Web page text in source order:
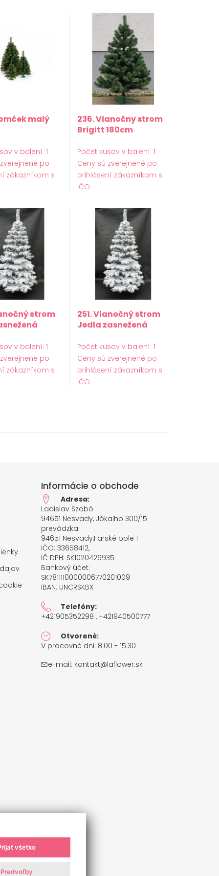
malý
v balení: 1
po
zákazníkom s
236. Vianočny strom
Brigitt 180cm
Počet kusov v balení: 1
Ceny sú zverejnené po
prihlásení zákazníkom s
IČO
strom
v balení: 1
po
zákazníkom s
251. Vianočný strom
Jedla zasnežená
Počet kusov v balení: 1
Ceny sú zverejnené po
prihlásení zákazníkom s
IČO
Informácie o obchode
Adresa:
Ladislav Szabó
94651 Nesvady, Jókaiho 300/15
prevádzka:
94651 Nesvady,Farské pole 1
IČO: 33658412,
IČ DPH: SK1020426935
Bankový účet:
SK7811110000006770201009
IBAN: UNCRSKBX
Telefóny:
+421905352298 , +421940500777
Otvorené:
V pracovné dni: 8:00 - 15:30
e-mail: kontakt@laflower.sk
všetko
Predvoľby